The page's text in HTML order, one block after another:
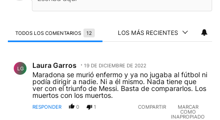
TODOS LOS COMENTARIOS 12 LOS MÁS RECIENTES
LG Laura Garros 19 DE DICIEMBRE DE 2022
Maradona se murió enfermo y ya no jugaba al fútbol ni
podía dirigir a nadie. Ni a él mismo. Nada tiene que
ver con el triunfo de Messi. Basta de compararlos. Los
muertos con los muertos.
RESPONDER 0 1 COMPARTIR
MARCAR
COMO
INAPROPIADO